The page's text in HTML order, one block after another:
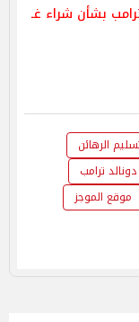
بشأن شراء غـ
الرهائن
دونالد ترامب
موقع الموجز